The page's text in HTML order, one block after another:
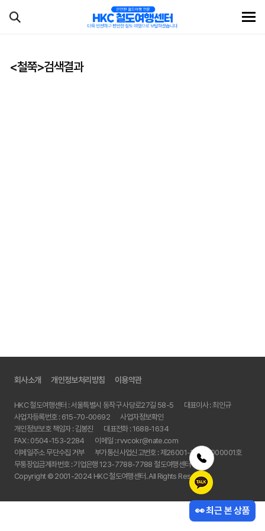
<철쭉>검색결과
👀 최근 본 상품
회사소개 개인정보처리방침 이용약관
HKC 철도여행센터 : 서울특별시 동작구 사당로27길 58-5
대표이사 : 최인규
사업자등록번호 : 615-70-00692
사업자정보확인
개인정보보호 책임자 : 김봉진
대표전화 :1688-1634
FAX : 0504-153-2284 이메일 :rvvcokr@nate.com
이메일주소 무단수집 거부
부가통신사업신고번호 : 제26001-2022-000001호
무통장입금계좌번호 : 기업은행 123-7788-7788 철도여행센터
Copyright © 2001-2024 HKC 철도여행센터. All Rights Reserved.